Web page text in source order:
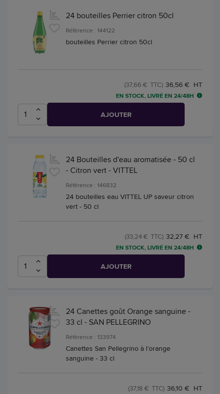
24 bouteilles Perrier citron 50cl
Référence : 144122
bouteilles Perrier citron 50cl
36,56 € HT
(37,66 € TTC)
EN STOCK, LIVRÉ EN 24/48H
AJOUTER
24 Bouteilles d'eau aromatisée - 50 cl
- Citron vert - VITTEL
Référence : 146832
24 bouteilles eau VITTEL UP saveur citron
vert - 50 cl
32,27 € HT
(33,24 € TTC)
EN STOCK, LIVRÉ EN 24/48H
AJOUTER
24 Canettes goût Orange sanguine -
33 cl - SAN PELLEGRINO
Référence : 133974
Canettes San Pellegrino à l'orange
sanguine - 33 cl
36,10 € HT
(37,18 € TTC)